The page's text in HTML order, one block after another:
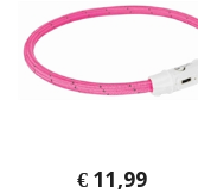
€ 11,99